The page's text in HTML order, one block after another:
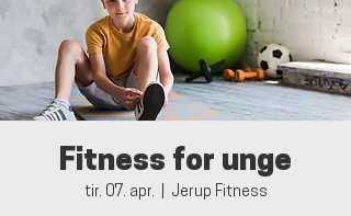
Fitness for unge
tir. 07. apr. Jerup Fitness